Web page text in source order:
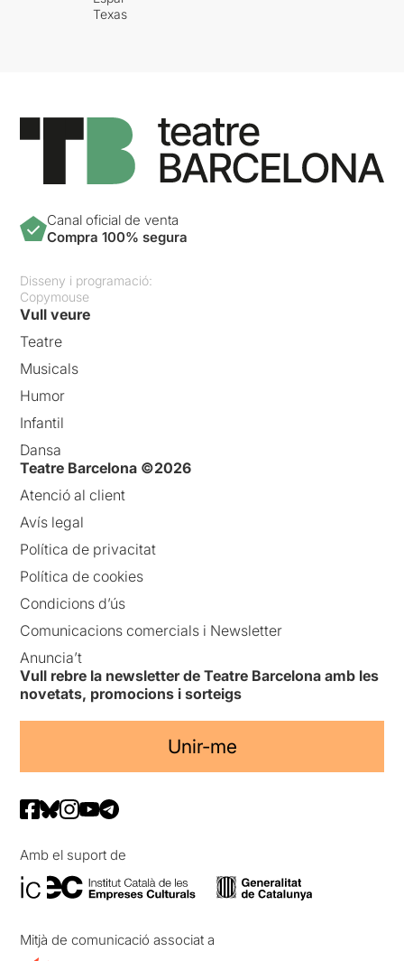
Texas
Canal oficial de venta
Compra 100% segura
Disseny i programació:
Copymouse
Vull veure
Teatre
Musicals
Humor
Infantil
Dansa
Teatre Barcelona ©2026
Atenció al client
Avís legal
Política de privacitat
Política de cookies
Condicions d’ús
Comunicacions comercials i Newsletter
Anuncia’t
Vull rebre la newsletter de Teatre Barcelona amb les
novetats, promocions i sorteigs
Unir-me
Amb el suport de
Mitjà de comunicació associat a